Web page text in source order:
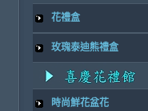
花禮盒
玫瑰泰迪熊禮盒
時尚鮮花盆花